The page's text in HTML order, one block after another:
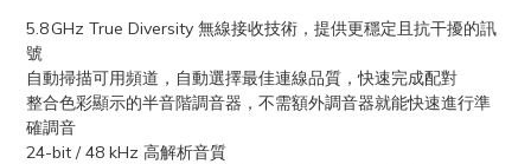
5.8 GHz True Diversity 無線接收技術，提供更穩定且抗干擾的訊
號
自動掃描可用頻道，自動選擇最佳連線品質，快速完成配對
整合色彩顯示的半音階調音器，不需額外調音器就能快速進行準
確調音
24-bit / 48 kHz 高解析音質